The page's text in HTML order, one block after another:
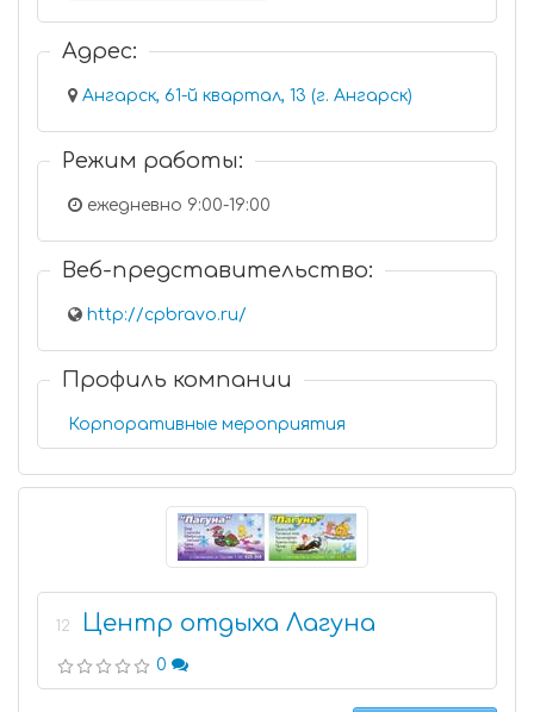
Адрес:
Ангарск, 61-й квартал, 13 (г. Ангарск)
Режим работы:
ежедневно 9:00-19:00
Веб-представительство:
http://cpbravo.ru/
Профиль компании
Корпоративные мероприятия
12 Центр отдыха Лагуна
0